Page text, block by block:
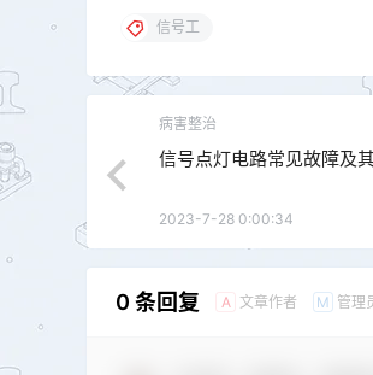
信号工
病害整治
信号点灯电路常见故障及
2023-7-28 0:00:34
0 条回复 A 文章作者 M 管理